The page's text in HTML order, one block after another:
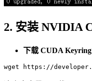
2. 安装 NVIDIA
下载 CUDA Keyring